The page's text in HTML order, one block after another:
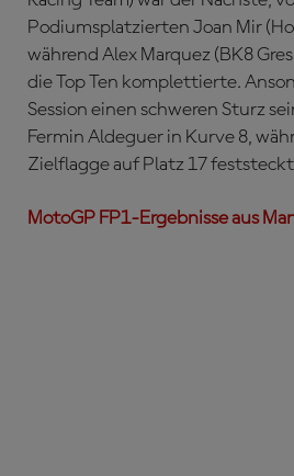
Podiumsplatzierten Joan Mir
während Alex Marquez (BK8
die Top Ten komplettierte.
Session einen schweren Sturz
Fermin Aldeguer in Kurve 8,
Zielflagge auf Platz 17
MotoGP FP1-Ergebnisse aus